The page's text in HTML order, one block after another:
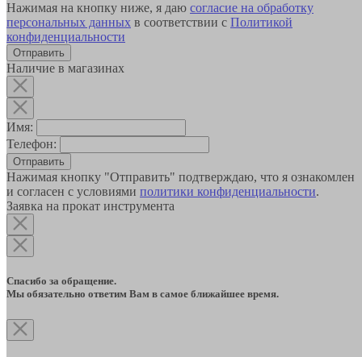
Нажимая на кнопку ниже, я даю согласие на обработку
персональных данных в соответствии с Политикой
конфиденциальности
Наличие в магазинах
Имя:
Телефон:
Отправить
Нажимая кнопку "Отправить" подтверждаю, что я ознакомлен
и согласен с условиями политики конфиденциальности.
Заявка на прокат инструмента
Спасибо за обращение.
Мы обязательно ответим Вам в самое ближайшее время.